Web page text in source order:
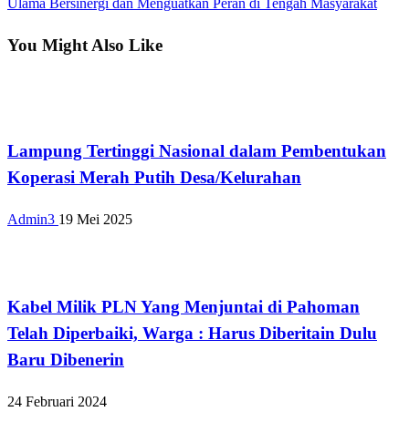
Ulama Bersinergi dan Menguatkan Peran di Tengah Masyarakat
You Might Also Like
Lampung Tertinggi Nasional dalam Pembentukan
Koperasi Merah Putih Desa/Kelurahan
Admin3 19 Mei 2025
Kabel Milik PLN Yang Menjuntai di Pahoman
Telah Diperbaiki, Warga : Harus Diberitain Dulu
Baru Dibenerin
24 Februari 2024